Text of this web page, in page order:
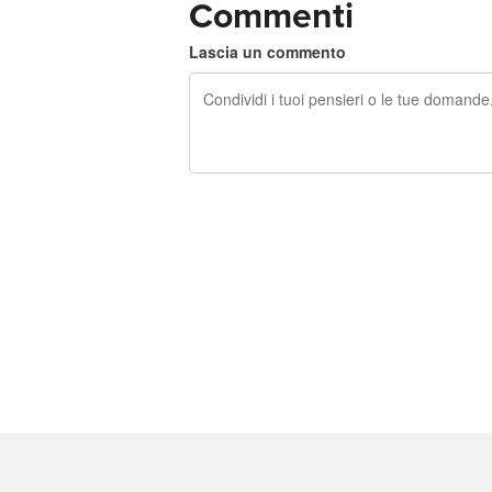
Commenti
Lascia un commento